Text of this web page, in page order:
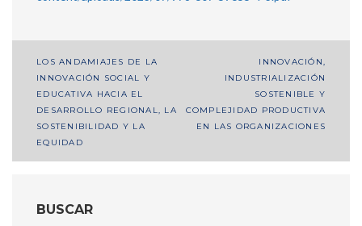
Navegación
de
entradas
LOS ANDAMIAJES DE LA
INNOVACIÓN SOCIAL Y
EDUCATIVA HACIA EL
DESARROLLO REGIONAL, LA
SOSTENIBILIDAD Y LA
EQUIDAD
INNOVACIÓN,
INDUSTRIALIZACIÓN
SOSTENIBLE Y
COMPLEJIDAD PRODUCTIVA
EN LAS ORGANIZACIONES
BUSCAR